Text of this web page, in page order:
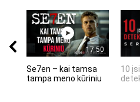
17:50
Se7en – kai tamsa
tampa meno kūriniu
10